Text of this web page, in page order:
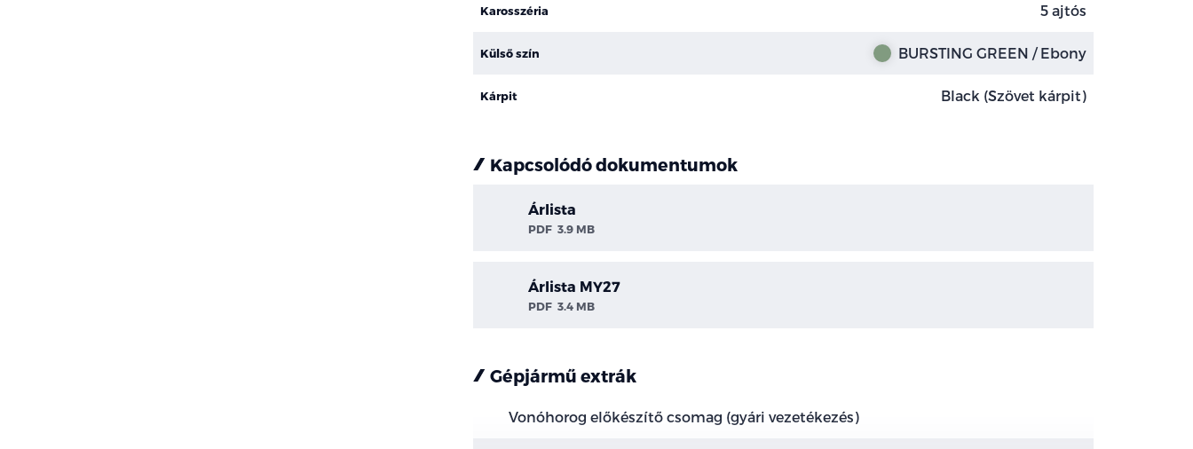
Karosszéria 5 ajtós
Külső szín BURSTING GREEN / Ebony
Kárpit Black (Szövet kárpit)
Kapcsolódó dokumentumok
Árlista
PDF 3.9 MB
Árlista MY27
PDF 3.4 MB
Gépjármű extrák
Vonóhorog előkészítő csomag (gyári vezetékezés)